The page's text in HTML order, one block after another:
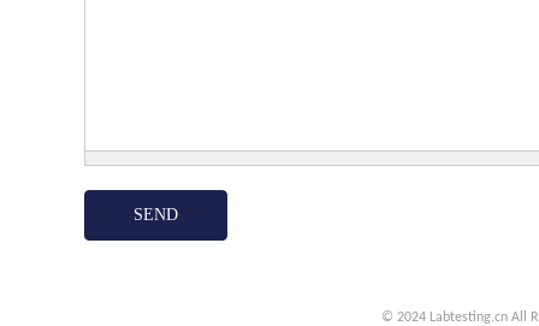
© 2024 Labtesting.cn All